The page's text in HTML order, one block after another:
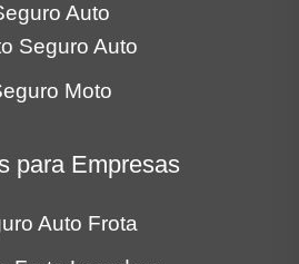
Auto
Seguro Auto
Moto
para Empresas
Auto Frota